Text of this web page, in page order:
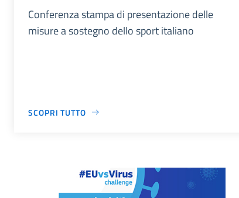
Conferenza stampa di presentazione delle
misure a sostegno dello sport italiano
SCOPRI TUTTO